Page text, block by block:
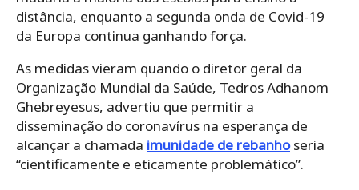
distância, enquanto a segunda onda de Covid-19
da Europa continua ganhando força.
As medidas vieram quando o diretor geral da
Organização Mundial da Saúde, Tedros Adhanom
Ghebreyesus, advertiu que permitir a
disseminação do coronavírus na esperança de
alcançar a chamada imunidade de rebanhoseria
“cientificamente e eticamente problemático”.